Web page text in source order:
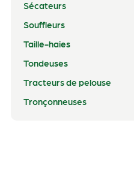
Sécateurs
Souffleurs
Taille-haies
Tondeuses
Tracteurs de pelouse
Tronçonneuses